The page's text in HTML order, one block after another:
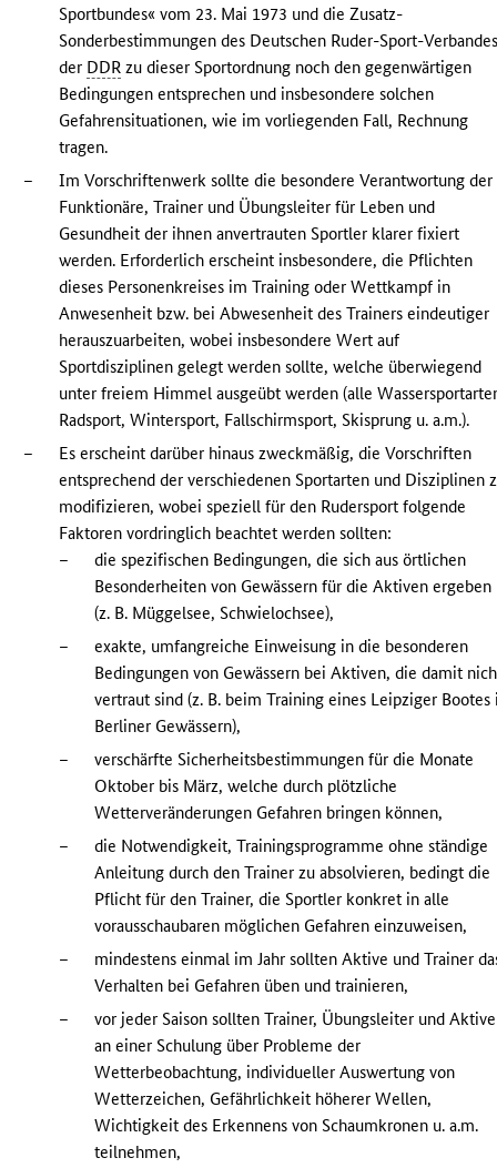
Sportbundes« vom 23. Mai 1973 und die Zusatz-
Sonderbestimmungen des Deutschen Ruder-Sport-
der DDR zu dieser Sportordnung noch den gegenwärtigen
Bedingungen entsprechen und insbesondere solchen
Gefahrensituationen, wie im vorliegenden Fall, Rechnung
tragen.
–
Im Vorschriftenwerk sollte die besondere Verantwortung der
Funktionäre, Trainer und Übungsleiter für Leben und
Gesundheit der ihnen anvertrauten Sportler klarer fixiert
werden. Erforderlich erscheint insbesondere, die Pflichten
dieses Personenkreises im Training oder Wettkampf in
Anwesenheit bzw. bei Abwesenheit des Trainers eindeutiger
herauszuarbeiten, wobei insbesondere Wert auf
Sportdisziplinen gelegt werden sollte, welche überwiegend
unter freiem Himmel ausgeübt werden (alle
Radsport, Wintersport, Fallschirmsport, Skisprung u. a.m.).
–
Es erscheint darüber hinaus zweckmäßig, die Vorschriften
entsprechend der verschiedenen Sportarten und Disziplinen
modifizieren, wobei speziell für den Rudersport folgende
Faktoren vordringlich beachtet werden sollten:
–
die spezifischen Bedingungen, die sich aus örtlichen
Besonderheiten von Gewässern für die Aktiven ergeben
(z. B. Müggelsee, Schwielochsee),
–
exakte, umfangreiche Einweisung in die besonderen
Bedingungen von Gewässern bei Aktiven, die damit
vertraut sind (z. B. beim Training eines Leipziger Bootes
Berliner Gewässern),
–
verschärfte Sicherheitsbestimmungen für die Monate
Oktober bis März, welche durch plötzliche
Wetterveränderungen Gefahren bringen können,
–
die Notwendigkeit, Trainingsprogramme ohne ständige
Anleitung durch den Trainer zu absolvieren, bedingt die
Pflicht für den Trainer, die Sportler konkret in alle
vorausschaubaren möglichen Gefahren einzuweisen,
–
mindestens einmal im Jahr sollten Aktive und Trainer
Verhalten bei Gefahren üben und trainieren,
–
vor jeder Saison sollten Trainer, Übungsleiter und Aktive
an einer Schulung über Probleme der
Wetterbeobachtung, individueller Auswertung von
Wetterzeichen, Gefährlichkeit höherer Wellen,
Wichtigkeit des Erkennens von Schaumkronen u. a.m.
teilnehmen,